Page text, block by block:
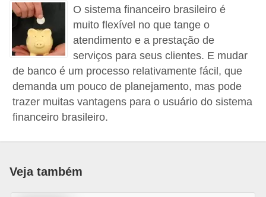
O sistema financeiro brasileiro é
muito flexível no que tange o
atendimento e a prestação de
serviços para seus clientes. E mudar
de banco é um processo relativamente fácil, que
demanda um pouco de planejamento, mas pode
trazer muitas vantagens para o usuário do sistema
financeiro brasileiro.
Veja também
r
a
B
a
n
c
e